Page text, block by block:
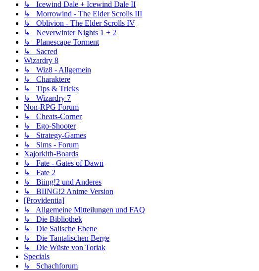
↳ Icewind Dale + Icewind Dale II
↳ Morrowind - The Elder Scrolls III
↳ Oblivion - The Elder Scrolls IV
↳ Neverwinter Nights 1 + 2
↳ Planescape Torment
↳ Sacred
Wizardry 8
↳ Wiz8 - Allgemein
↳ Charaktere
↳ Tips & Tricks
↳ Wizardry 7
Non-RPG Forum
↳ Cheats-Corner
↳ Ego-Shooter
↳ Strategy-Games
↳ Sims - Forum
Xajorkith-Boards
↳ Fate - Gates of Dawn
↳ Fate 2
↳ Biing!2 und Anderes
↳ BIING!2 Anime Version
[Providentia]
↳ Allgemeine Mitteilungen und FAQ
↳ Die Bibliothek
↳ Die Salische Ebene
↳ Die Tantalischen Berge
↳ Die Wüste von Toriak
Specials
↳ Schachforum